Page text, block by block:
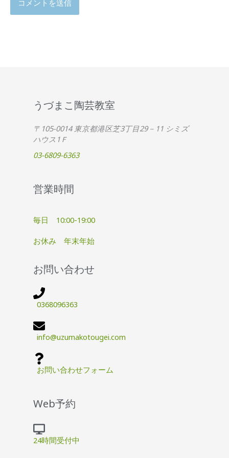
うづまこ陶芸教室
〒105-0014 東京都港区芝3丁目29－11 シミズ
ハウス1Ｆ
03-6809-6363
営業時間
毎日 10:00-19:00
お休み 年末年始
お問い合わせ
0368096363
info@uzumakotougei.com
お問い合わせフォーム
Web予約
24時間受付中